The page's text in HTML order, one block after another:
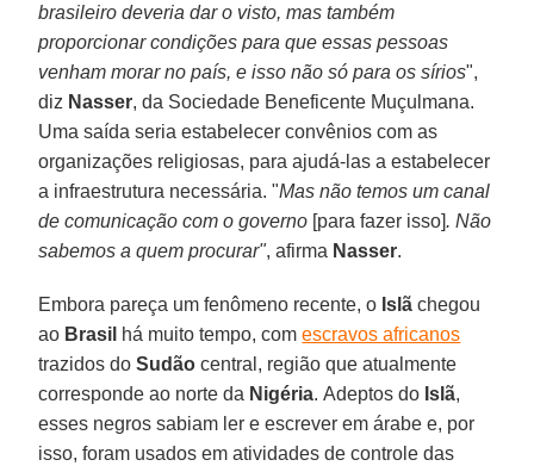
brasileiro deveria dar o visto, mas também
proporcionar condições para que essas pessoas
venham morar no país, e isso não só para os sírios",
diz Nasser, da Sociedade Beneficente Muçulmana.
Uma saída seria estabelecer convênios com as
organizações religiosas, para ajudá-las a estabelecer
a infraestrutura necessária. "Mas não temos um canal
de comunicação com o governo [para fazer isso]. Não
sabemos a quem procurar", afirma Nasser.
Embora pareça um fenômeno recente, o Islã chegou
ao Brasil há muito tempo, comescravos africanos
trazidos doSudão central, região que atualmente
corresponde ao norte da Nigéria. Adeptos do Islã,
esses negros sabiam ler e escrever em árabe e, por
isso, foram usados em atividades de controle das